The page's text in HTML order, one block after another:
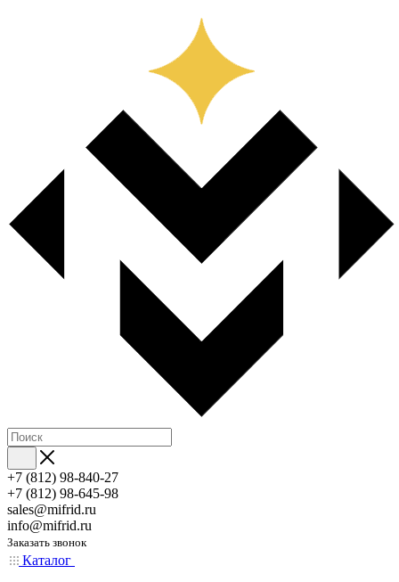
+7 (812) 98-840-27
+7 (812) 98-645-98
sales@mifrid.ru
info@mifrid.ru
Заказать звонок
Каталог